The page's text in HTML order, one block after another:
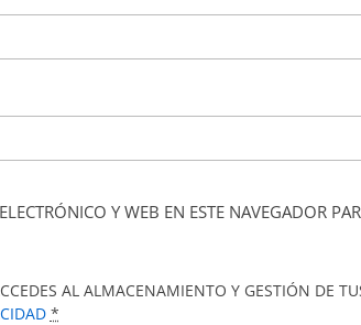
Y WEB EN ESTE NAVEGADOR
AL ALMACENAMIENTO Y GESTIÓN DE
*